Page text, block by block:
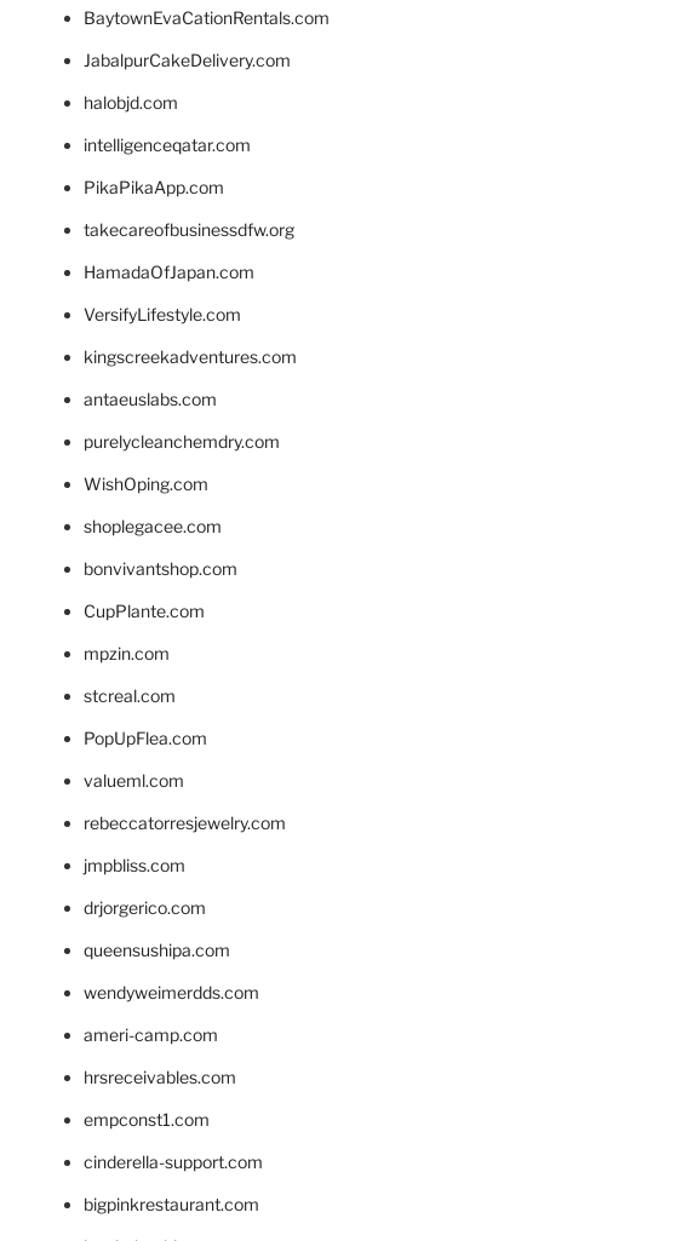
BaytownEvaCationRentals.com
JabalpurCakeDelivery.com
halobjd.com
intelligenceqatar.com
PikaPikaApp.com
takecareofbusinessdfw.org
HamadaOfJapan.com
VersifyLifestyle.com
kingscreekadventures.com
antaeuslabs.com
purelycleanchemdry.com
WishOping.com
shoplegacee.com
bonvivantshop.com
CupPlante.com
mpzin.com
stcreal.com
PopUpFlea.com
valueml.com
rebeccatorresjewelry.com
jmpbliss.com
drjorgerico.com
queensushipa.com
wendyweimerdds.com
ameri-camp.com
hrsreceivables.com
empconst1.com
cinderella-support.com
bigpinkrestaurant.com